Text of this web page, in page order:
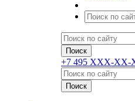
+7 495 XXX-XX-